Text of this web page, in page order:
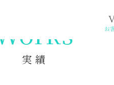
お
Works
実 績